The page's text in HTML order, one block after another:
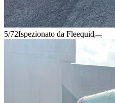
5/72Ispezionato da Fleequid